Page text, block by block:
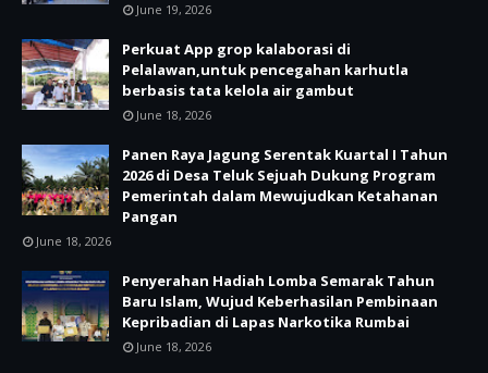
June 19, 2026
Perkuat App grop kalaborasi di
Pelalawan,untuk pencegahan karhutla
berbasis tata kelola air gambut
June 18, 2026
Panen Raya Jagung Serentak Kuartal I Tahun
2026 di Desa Teluk Sejuah Dukung Program
Pemerintah dalam Mewujudkan Ketahanan
Pangan
June 18, 2026
Penyerahan Hadiah Lomba Semarak Tahun
Baru Islam, Wujud Keberhasilan Pembinaan
Kepribadian di Lapas Narkotika Rumbai
June 18, 2026